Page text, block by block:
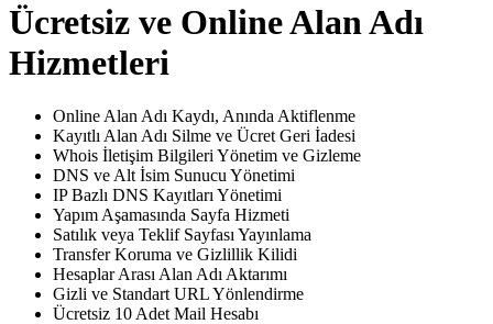
Ücretsiz ve Online Alan Adı
Hizmetleri
Online Alan Adı Kaydı, Anında Aktiflenme
Kayıtlı Alan Adı Silme ve Ücret Geri İadesi
Whois İletişim Bilgileri Yönetim ve Gizleme
DNS ve Alt İsim Sunucu Yönetimi
IP Bazlı DNS Kayıtları Yönetimi
Yapım Aşamasında Sayfa Hizmeti
Satılık veya Teklif Sayfası Yayınlama
Transfer Koruma ve Gizlillik Kilidi
Hesaplar Arası Alan Adı Aktarımı
Gizli ve Standart URL Yönlendirme
Ücretsiz 10 Adet Mail Hesabı